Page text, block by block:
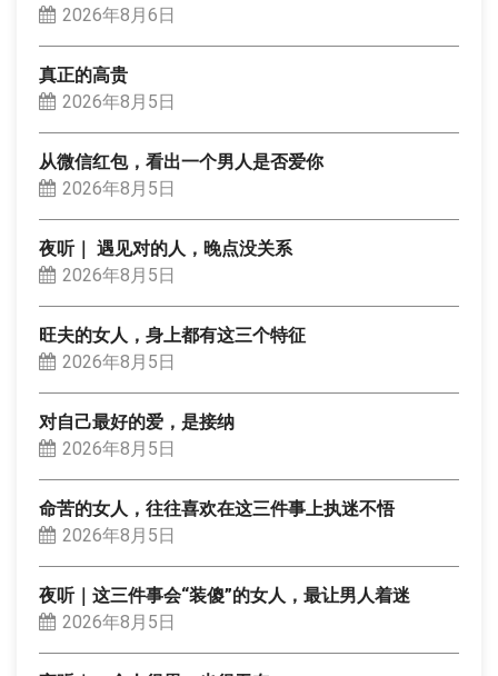
2026年8月6日
真正的高贵
2026年8月5日
从微信红包，看出一个男人是否爱你
2026年8月5日
夜听｜ 遇见对的人，晚点没关系
2026年8月5日
旺夫的女人，身上都有这三个特征
2026年8月5日
对自己最好的爱，是接纳
2026年8月5日
命苦的女人，往往喜欢在这三件事上执迷不悟
2026年8月5日
夜听｜这三件事会“装傻”的女人，最让男人着迷
2026年8月5日